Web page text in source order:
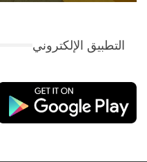
التطبيق الإلكتروني